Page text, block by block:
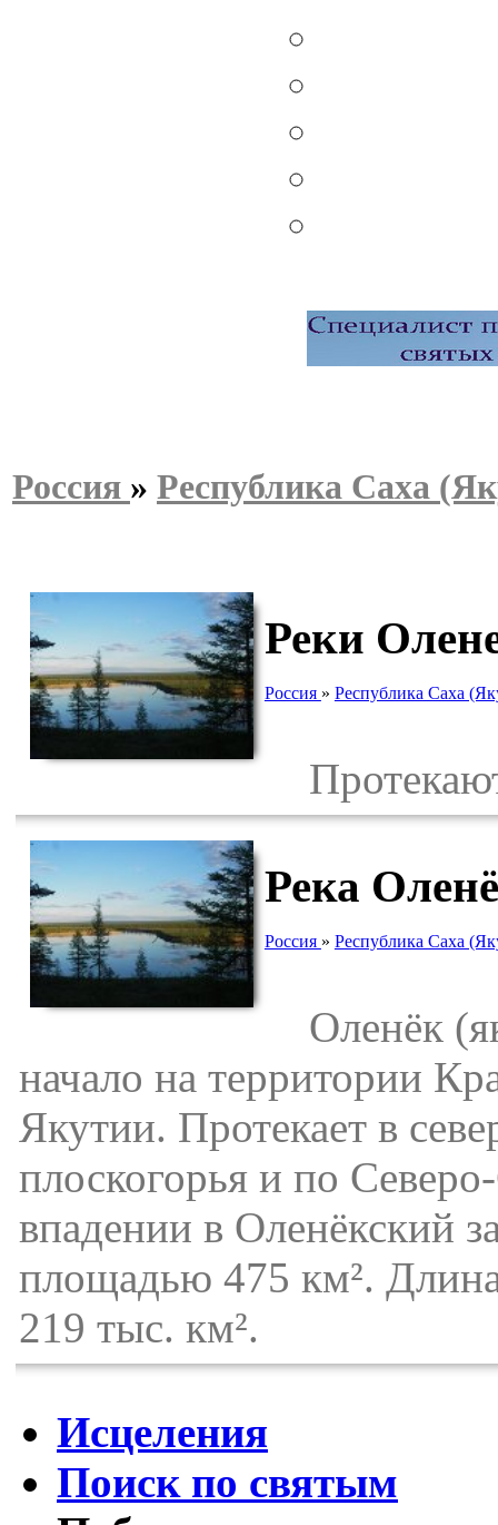
Россия » Республика Саха
Реки
Россия » Республика Саха
Река
Россия » Республика Саха
Оленёк
начало на территории
Якутии. Протекает в
плоскогорья и по
впадении в Оленёкский
площадью 475 км².
219 тыс. км².
Исцеления
Поиск по святым